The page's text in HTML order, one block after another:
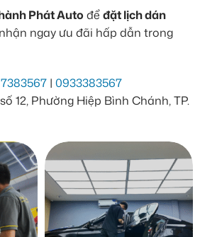
Phát Auto đểđặt lịch dán
ngay ưu đãi hấp dẫn trong
| 0933383567
12, Phường Hiệp Bình Chánh, TP.